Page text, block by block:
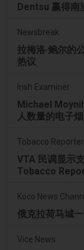
Dentsu 赢得南
Newsbreak
拉梅洛·鲍尔的
热议
Irish Examiner
Michael
人数量的电子
Tobacco Reporter
VTA 民调显示
Tobacco
Koco News
俄克拉荷马城
Vice News